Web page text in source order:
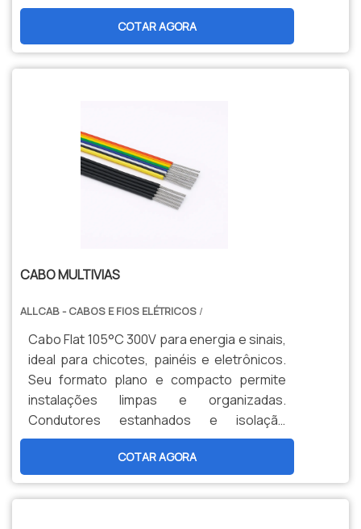
termorresistente garantem confiabilidade
e alta durabilidade.COTAR AGORA
CABO MULTIVIAS
ALLCAB - CABOS E FIOS ELÉTRICOS /
Cabo Flat 105°C 300V para energia e sinais,
ideal para chicotes, painéis e eletrônicos.
Seu formato plano e compacto permite
instalações limpas e organizadas.
Condutores estanhados e isolação
termorresistente garantem confiabilidade
e alta durabilidade.COTAR AGORA